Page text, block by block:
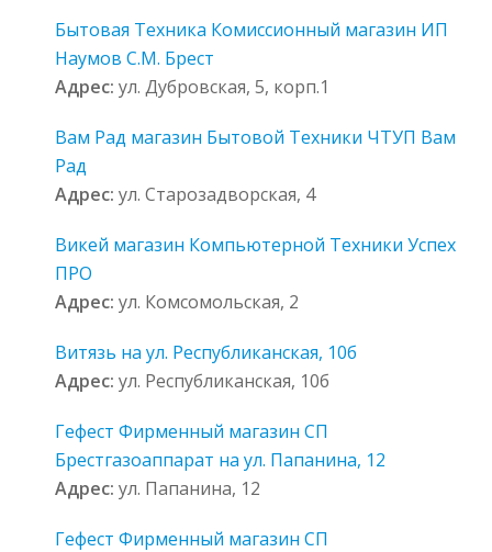
Бытовая Техника Комиссионный магазин ИП
Наумов С.М. Брест
Адрес: ул. Дубровская, 5, корп.1
Вам Рад магазин Бытовой Техники ЧТУП Вам
Рад
Адрес: ул. Старозадворская, 4
Викей магазин Компьютерной Техники Успех
ПРО
Адрес: ул. Комсомольская, 2
Витязь на ул. Республиканская, 10б
Адрес: ул. Республиканская, 10б
Гефест Фирменный магазин СП
Брестгазоаппарат на ул. Папанина, 12
Адрес: ул. Папанина, 12
Гефест Фирменный магазин СП